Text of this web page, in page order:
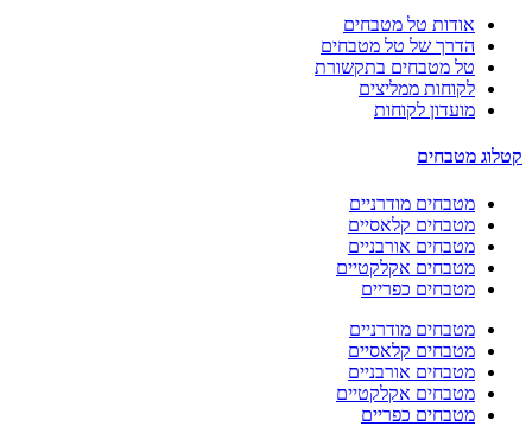
אודות טל מטבחים
הדרך של טל מטבחים
טל מטבחים בתקשורת
לקוחות ממליצים
מועדון לקוחות
קטלוג מטבחים
מטבחים מודרניים
מטבחים קלאסיים
מטבחים אורבניים
מטבחים אקלקטיים
מטבחים כפריים
מטבחים מודרניים
מטבחים קלאסיים
מטבחים אורבניים
מטבחים אקלקטיים
מטבחים כפריים